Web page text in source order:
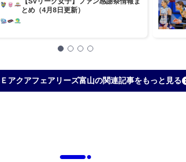
とめ（4月8日更新）
アクアフェアリーズ富山の関連記事をもっと見る